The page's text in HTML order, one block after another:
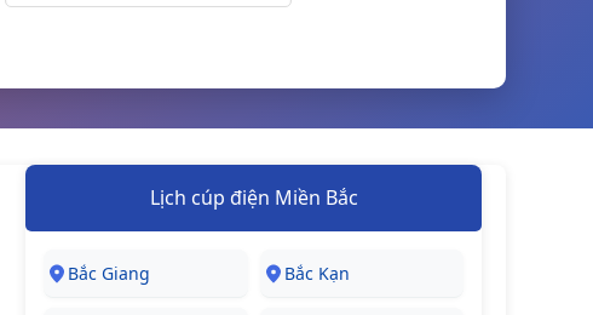
Lịch cúp điện Miền Bắc
Bắc Giang Bắc Kạn